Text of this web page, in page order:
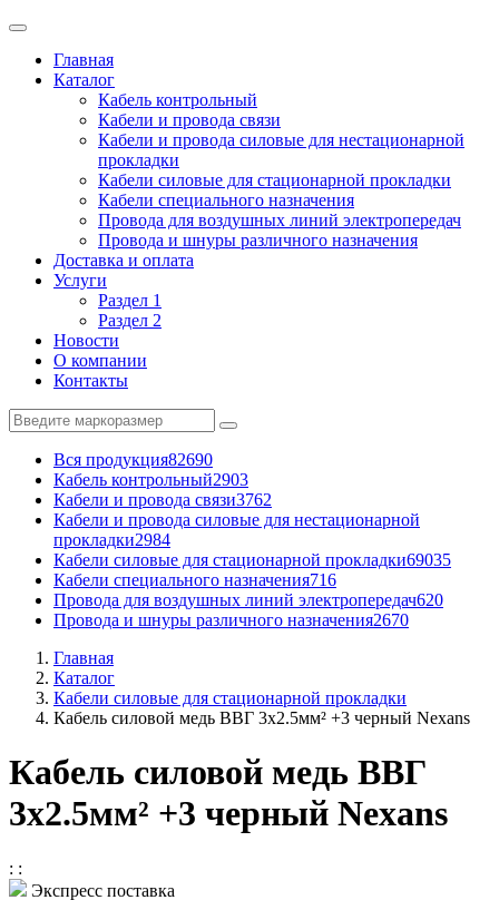
Главная
Каталог
Кабель контрольный
Кабели и провода связи
Кабели и провода силовые для нестационарной
прокладки
Кабели силовые для стационарной прокладки
Кабели специального назначения
Провода для воздушных линий электропередач
Провода и шнуры различного назначения
Доставка и оплата
Услуги
Раздел 1
Раздел 2
Новости
О компании
Контакты
Вся продукция82690
Кабель контрольный2903
Кабели и провода связи3762
Кабели и провода силовые для нестационарной
прокладки2984
Кабели силовые для стационарной прокладки69035
Кабели специального назначения716
Провода для воздушных линий электропередач620
Провода и шнуры различного назначения2670
Главная
Каталог
Кабели силовые для стационарной прокладки
Кабель силовой медь ВВГ 3x2.5мм² +3 черный Nexans
Кабель силовой медь ВВГ
3x2.5мм² +3 черный Nexans
: :
Экспресс поставка